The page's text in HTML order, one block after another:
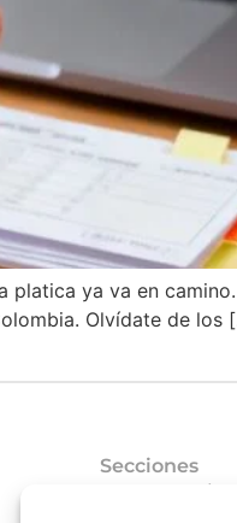
ya va en
Olvídate de los
Secciones